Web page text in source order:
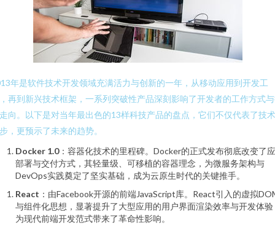
年是软件技术开发领域充满活力与创新的一年，从移动应用到开发工
再到新兴技术框架，一系列突破性产品深刻影响了开发者的工作方式
向。以下是对当年最出色的13样科技产品的盘点，它们不仅代表了技
，更预示了未来的趋势。
Docker 1.0：容器化技术的里程碑。Docker的正式发布彻底改变了
部署与交付方式，其轻量级、可移植的容器理念，为微服务架构与
DevOps实践奠定了坚实基础，成为云原生时代的关键推手。
React ：由Facebook开源的前端JavaScript库。React引入的虚拟
与组件化思想，显著提升了大型应用的用户界面渲染效率与开发体验
为现代前端开发范式带来了革命性影响。